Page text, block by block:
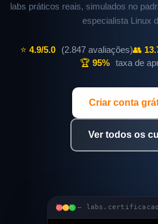
labs práticos reais, simulados no
especialista Linux
⭐ 4.9/5.0 (2.847 avaliações)👥
🏆 95% taxa de
Criar conta
Ver todos os
bash —